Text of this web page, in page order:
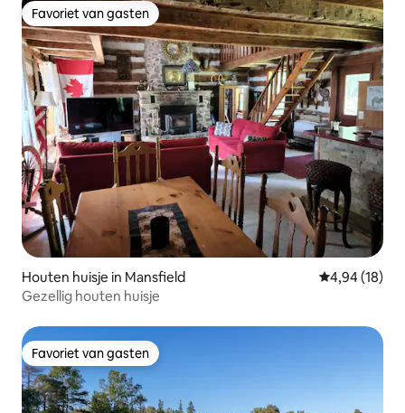
Favoriet van gasten
Favoriet van gasten
Houten huisje in Mansfield Gemiddelde
4,94 (18)
Gezellig houten huisje
Favoriet van gasten
Favoriet van gasten